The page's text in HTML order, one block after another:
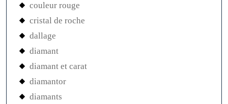
couleur rouge
cristal de roche
dallage
diamant
diamant et carat
diamantor
diamants